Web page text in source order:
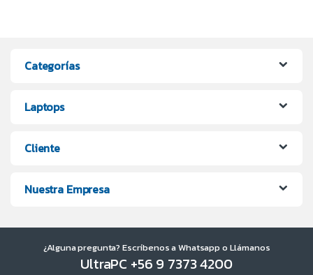
Categorías
Laptops
Cliente
Nuestra Empresa
¿Alguna pregunta? Escríbenos a Whatsapp o Llámanos
UltraPC +56 9 7373 4200